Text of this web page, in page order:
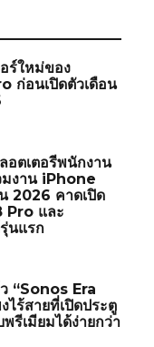
อร์ใหม่ของ
ก่อนเปิดตัวเดือน
อตเตอรีพนักงาน
มงาน iPhone
2026 คาดเปิด
Pro และ
นแรก
“Sonos Era
ไร้สายที่เปิดประตู
พรีเมียมได้ง่ายกว่า